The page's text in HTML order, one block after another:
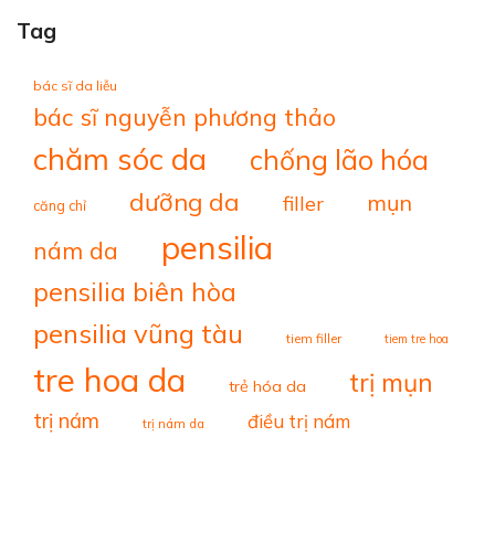
Tag
bác sĩ da liễu
bác sĩ nguyễn phương thảo
chăm sóc da chống lão hóa
căng chỉ dưỡng da filler mụn
nám da pensilia
pensilia biên hòa
pensilia vũng tàu tiem filler tiem tre hoa
tre hoa da trẻ hóa da trị mụn
trị nám trị nám da điều trị nám